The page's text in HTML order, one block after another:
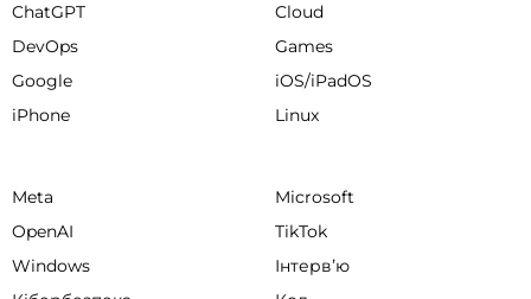
ChatGPT
Cloud
DevOps
Games
Google
iOS/iPadOS
iPhone
Linux
Meta
Microsoft
OpenAI
TikTok
Windows
Інтервʼю